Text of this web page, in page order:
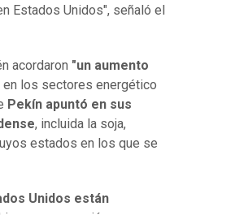
Estados Unidos", señaló el
acordaron "un aumento
los sectores energético
Pekín apuntó en sus
, incluida la soja,
estados en los que se
Unidos están